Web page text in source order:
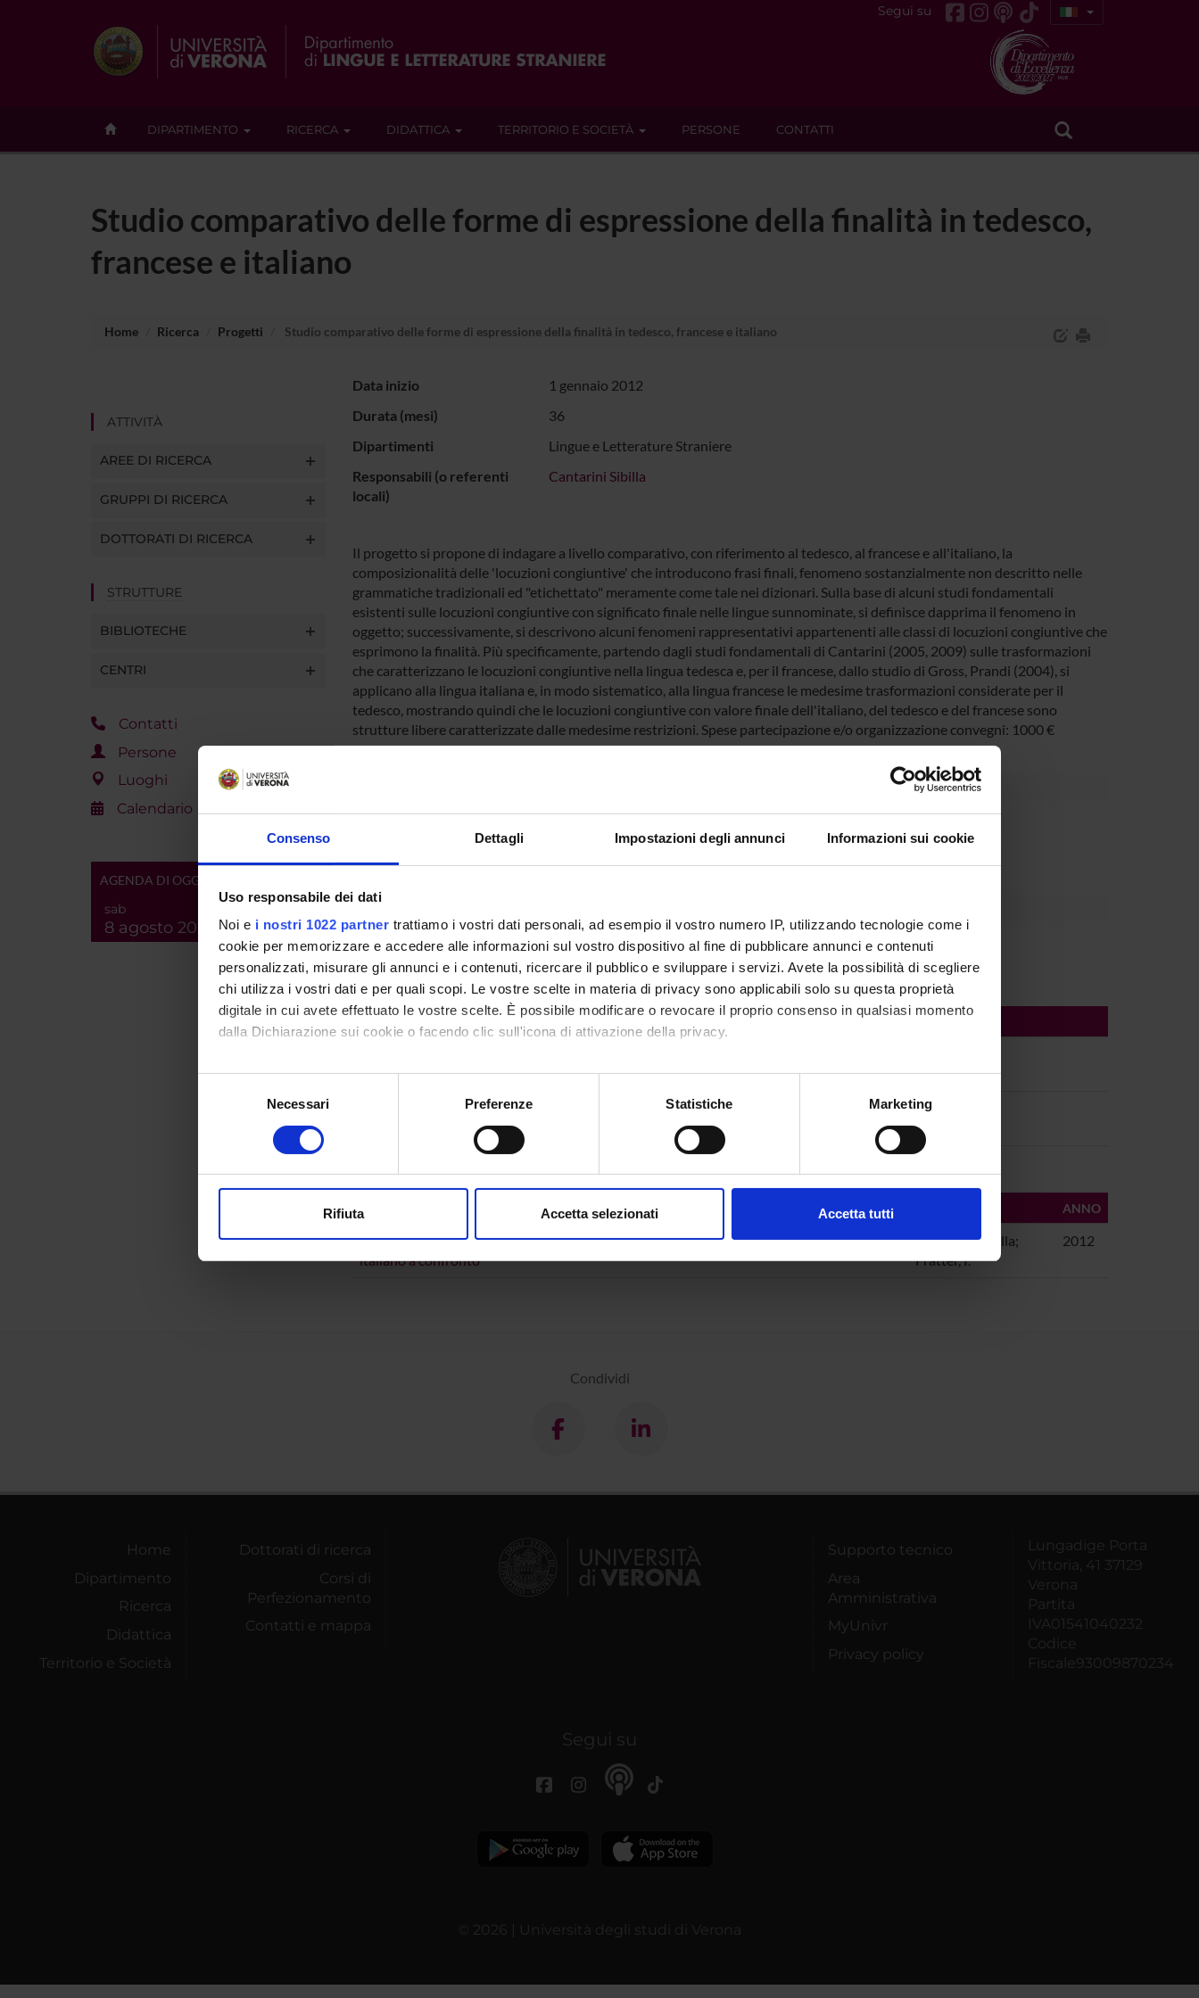
Consenso Dettagli Impostazioni degli annunci Informazioni sui cookie
Uso responsabile dei dati
Noi e i nostri 1022 partner trattiamo i vostri dati personali, ad esempio il vostro numero IP, utilizzando tecnologie come i
cookie per memorizzare e accedere alle informazioni sul vostro dispositivo al fine di pubblicare annunci e contenuti
personalizzati, misurare gli annunci e i contenuti, ricercare il pubblico e sviluppare i servizi. Avete la possibilità di scegliere
chi utilizza i vostri dati e per quali scopi. Le vostre scelte in materia di privacy sono applicabili solo su questa proprietà
digitale in cui avete effettuato le vostre scelte. È possibile modificare o revocare il proprio consenso in qualsiasi momento
dalla Dichiarazione sui cookie o facendo clic sull'icona di attivazione della privacy.
Con il tuo consenso, vorremmo anche:
raccogliere informazioni sulla tua posizione geografica, con un'approssimazione di qualche metro,
digitali).
modificare o ritirare il tuo consenso in qualsiasi momento dalla Dichiarazione sui cookie.
Necessari Preferenze Statistiche Marketing
Rifiuta Accetta selezionati Accetta tutti
Segui su
DIPARTIMENTO RICERCA DIDATTICA TERRITORIO E SOCIETÀ PERSONE CONTATTI
Studio comparativo delle forme di espressione della finalità in tedesco,
francese e italiano
Home Ricerca Progetti Studio comparativo delle forme di espressione della finalità in tedesco, francese e italiano
ATTIVITÀ
AREE DI RICERCA
GRUPPI DI RICERCA
DOTTORATI DI RICERCA
STRUTTURE
BIBLIOTECHE
CENTRI
Contatti
Persone
Luoghi
Calendario
AGENDA DI OGGI
sab
8 agosto 2026
Data inizio
1 gennaio 2012
Durata (mesi)
36
Dipartimenti
Lingue e Letterature Straniere
Responsabili (o referenti
locali)
Cantarini Sibilla
Il progetto si propone di indagare a livello comparativo, con riferimento al tedesco, al francese e all'italiano, la
composizionalità delle 'locuzioni congiuntive' che introducono frasi finali, fenomeno sostanzialmente non descritto nelle
grammatiche tradizionali ed "etichettato" meramente come tale nei dizionari. Sulla base di alcuni studi fondamentali
esistenti sulle locuzioni congiuntive con significato finale nelle lingue sunnominate, si definisce dapprima il fenomeno in
oggetto; successivamente, si descrivono alcuni fenomeni rappresentativi appartenenti alle classi di locuzioni congiuntive che
esprimono la finalità. Più specificamente, partendo dagli studi fondamentali di Cantarini (2005, 2009) sulle trasformazioni
che caratterizzano le locuzioni congiuntive nella lingua tedesca e, per il francese, dallo studio di Gross, Prandi (2004), si
applicano alla lingua italiana e, in modo sistematico, alla lingua francese le medesime trasformazioni considerate per il
tedesco, mostrando quindi che le locuzioni congiuntive con valore finale dell'italiano, del tedesco e del francese sono
strutture libere caratterizzate dalle medesime restrizioni. Spese partecipazione e/o organizzazione convegni: 1000 €
Sibilla Cantarini Professore associato
AREE DI RICERCA COINVOLTE DAL PROGETTO
Lexico-grammar – Lexikalische Grammatik
Lingua e linguistica francese
Lexico-grammar – Lexikalische Grammatik
TITOLO
ANNO
Composizionalità delle "locuzioni congiuntive" con significato finale: tedesco, francese e
italiano a confronto
Cantarini, Sibilla;
Fratter, I.
2012
Condividi
Home
Dipartimento
Ricerca
Didattica
Territorio e Società
Dottorati di ricerca
Corsi di
Perfezionamento
Contatti e mappa
Supporto tecnico
Area
Amministrativa
MyUnivr
Privacy policy
Lungadige Porta
Vittoria, 41 37129
Verona
Partita
IVA01541040232
Codice
Fiscale93009870234
Segui su
© 2026 | Università degli studi di Verona